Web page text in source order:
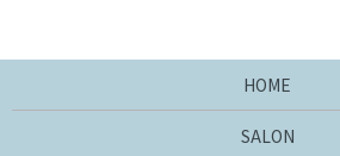
HOME
SALON